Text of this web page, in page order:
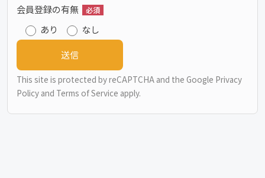
会員登録の有無 必須
あり なし
This site is protected by reCAPTCHA and the Google Privacy
Policy and Terms of Service apply.